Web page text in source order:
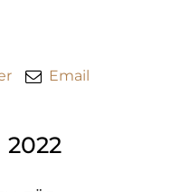
Email
2022